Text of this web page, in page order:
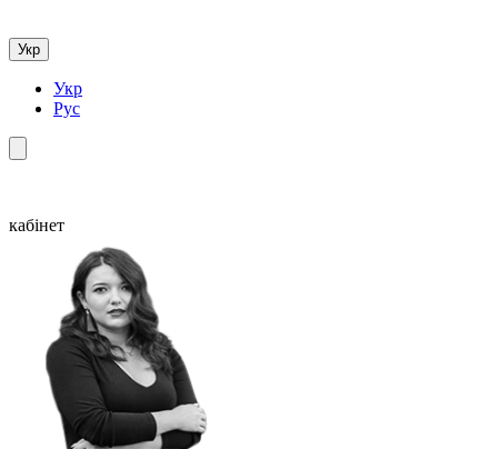
Укр
Укр
Рус
кабінет